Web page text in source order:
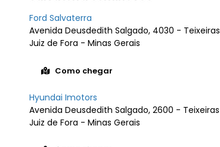
Ford Salvaterra
Avenida Deusdedith Salgado, 4030 - Teixeiras
Juiz de Fora - Minas Gerais
Como chegar
Hyundai Imotors
Avenida Deusdedith Salgado, 2600 - Teixeiras
Juiz de Fora - Minas Gerais